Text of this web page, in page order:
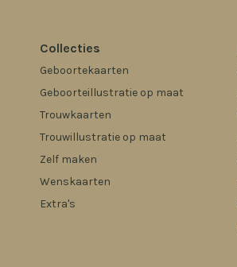
Collecties
Geboortekaarten
Geboorteillustratie op maat
Trouwkaarten
Trouwillustratie op maat
Zelf maken
Wenskaarten
Extra's